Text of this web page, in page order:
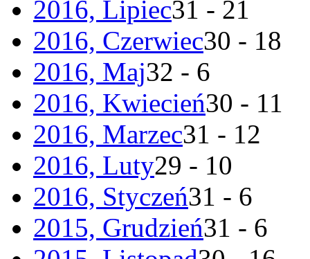
2016, Lipiec31 - 21
2016, Czerwiec30 - 18
2016, Maj32 - 6
2016, Kwiecień30 - 11
2016, Marzec31 - 12
2016, Luty29 - 10
2016, Styczeń31 - 6
2015, Grudzień31 - 6